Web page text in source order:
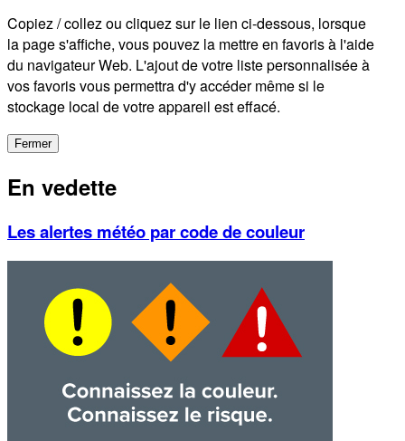
Copiez / collez ou cliquez sur le lien ci-dessous, lorsque
la page s'affiche, vous pouvez la mettre en favoris à l'aide
du navigateur Web. L'ajout de votre liste personnalisée à
vos favoris vous permettra d'y accéder même si le
stockage local de votre appareil est effacé.
Fermer
En vedette
Les alertes météo par code de couleur